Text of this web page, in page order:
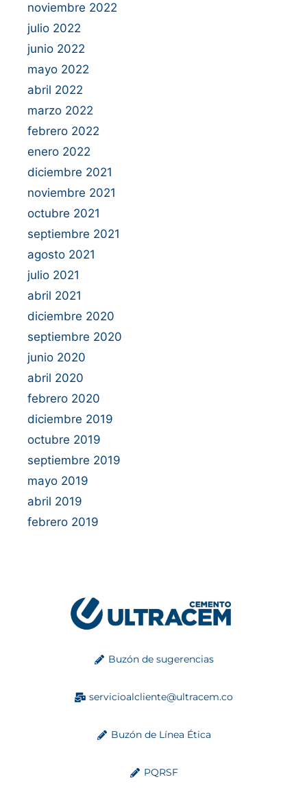
noviembre 2022
julio 2022
junio 2022
mayo 2022
abril 2022
marzo 2022
febrero 2022
enero 2022
diciembre 2021
noviembre 2021
octubre 2021
septiembre 2021
agosto 2021
julio 2021
abril 2021
diciembre 2020
septiembre 2020
junio 2020
abril 2020
febrero 2020
diciembre 2019
octubre 2019
septiembre 2019
mayo 2019
abril 2019
febrero 2019
Buzón de sugerencias
servicioalcliente@ultracem.co
Buzón de Línea Ética
PQRSF